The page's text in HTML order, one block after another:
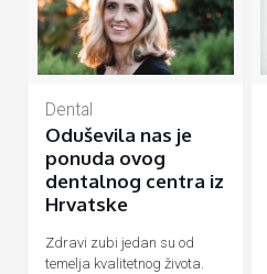
Dental
Oduševila nas je
ponuda ovog
dentalnog centra iz
Hrvatske
Zdravi zubi jedan su od
temelja kvalitetnog života.